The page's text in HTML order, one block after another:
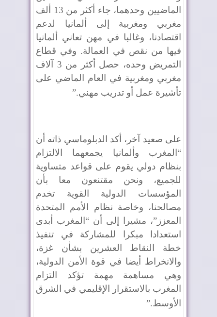
الماضيين وحدهما، جاء أكثر من 13 ألف
مغربي ومغربية إلى ألمانيا لدعم
اقتصادنا، وغالبا في مهن تعاني ألمانيا
فيها من نقص في العمالة. وفي قطاع
التمريض وحده، حصل أكثر من 3 آلاف
مغربي ومغربية في العام الماضي على
تأشيرة عمل أو تدريب مهني”.
على صعيد آخر، أكد الدبلوماسي ذاته أن
“المغرب وألمانيا يجمعهما الالتزام
بنظام دولي يقوم على قواعد متساوية
للجميع، ونحن مقتنعون معا بأن
المؤسسات الدولية القوية تخدم
مصالحنا، وخاصة نظام الأمم المتحدة
المعزز”، مشيرا إلى أن “المغرب أبدى
استعدادا مبكرا للمشاركة في تنفيذ
خطة النقاط العشرين بشأن غزة،
والانخراط أيضا في قوة الأمن الدولية،
وهي مساهمة مهمة تؤكد التزام
المغرب بالاستقرار الإقليمي في الشرق
الأوسط”.